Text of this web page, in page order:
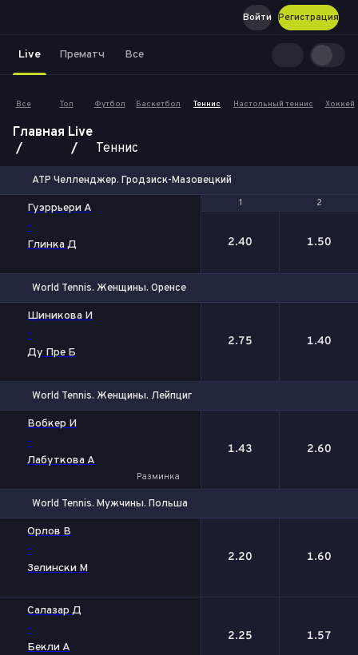
Регистрация
Войти
Live Прематч Все
Все Топ Футбол Баскетбол Теннис Настольный теннис Хоккей
Главная Live
Теннис
ATP Челленджер. Гродзиск-Мазовецкий
1 2
Гуэррьери А
-
Глинка Д
1 2
2.40 1.50
World Tennis. Женщины. Оренсе
Шиникова И
-
Ду Пре Б
2.75 1.40
World Tennis. Женщины. Лейпциг
Вобкер И
-
Лабуткова А
Разминка
1.43 2.60
World Tennis. Мужчины. Польша
Орлов В
-
Зелински М
2.20 1.60
Салазар Д
-
Бекли А
2.25 1.57